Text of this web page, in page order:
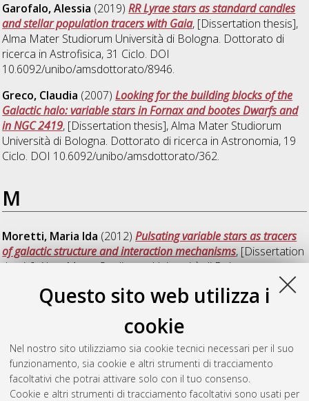
Questo sito web utilizza i
cookie
Nel nostro sito utilizziamo sia cookie tecnici necessari per il suo
funzionamento, sia cookie e altri strumenti di tracciamento
facoltativi che potrai attivare solo con il tuo consenso.
Cookie e altri strumenti di tracciamento facoltativi sono usati per
Garofalo, Alessia (2019)RR Lyrae stars as standard candles
and stellar population tracers with Gaia, [Dissertation thesis],
Alma Mater Studiorum Università di Bologna. Dottorato di
ricerca inAstrofisica, 31 Ciclo. DOI
10.6092/unibo/amsdottorato/8946.
Greco, Claudia (2007)Looking for the building blocks of the
Galactic halo: variable stars in Fornax and bootes Dwarfs and
in NGC 2419, [Dissertation thesis], Alma Mater Studiorum
Università di Bologna. Dottorato di ricerca inAstronomia, 19
Ciclo. DOI 10.6092/unibo/amsdottorato/362.
M
Moretti, Maria Ida (2012)Pulsating variable stars as tracers
of galactic structure and interaction mechanisms, [Dissertation
thesis], Alma Mater Studiorum Università di Bologna.
10.6092/unibo/amsdottorato/4770.
(2014)Improving the cosmic distance
ladder. Distance and structure of the Large Magellanic Cloud
[Dissertation thesis], Alma Mater Studiorum Università di
Bologna. Dottorato di ricerca inAstronomia, 27 Ciclo. DOI
10.6092/unibo/amsdottorato/6733.